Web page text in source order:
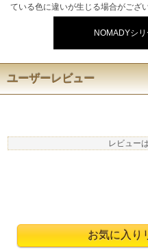
ている色に違いが生じる場合がござ
NOMADYシ
ユーザーレビュー
レビュー